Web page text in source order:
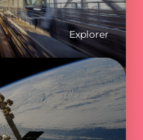
Explorer